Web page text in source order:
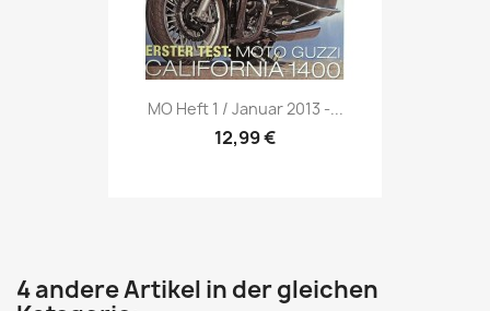
 Vorschau
MO Heft 1 / Januar 2013 -...
12,99 €
4 andere Artikel in der gleichen